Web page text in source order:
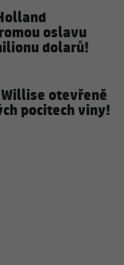
oslavu
dolarů!
otevřeně
pocitech viny!